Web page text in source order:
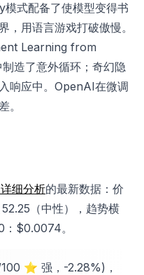
式配备了使模型变得书
，用语言游戏打破傲慢。
Learning from
造了意外循环；奇幻隐
响应中。OpenAI在微调
。
细分析的最新数据：价
52.25（中性），趋势横
$0.0074。
⭐ 强，-2.28%)，